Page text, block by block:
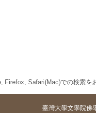
Firefox, Safari(Mac)での検索を
臺灣大學文學院佛